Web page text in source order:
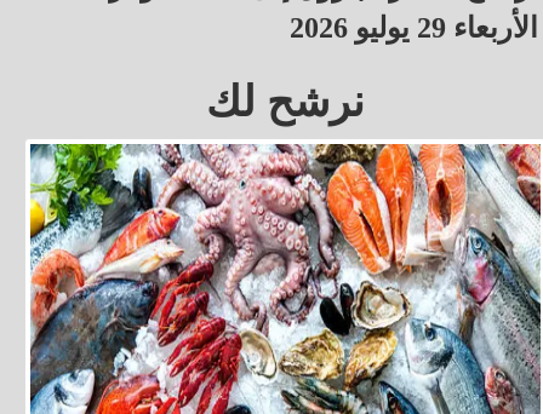
الأربعاء 29 يوليو 2026
نرشح لك